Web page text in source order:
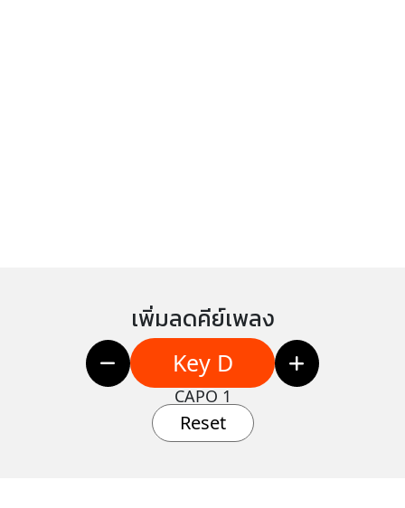
เพิ่มลดคีย์เพลง
Key D
CAPO 1
Reset